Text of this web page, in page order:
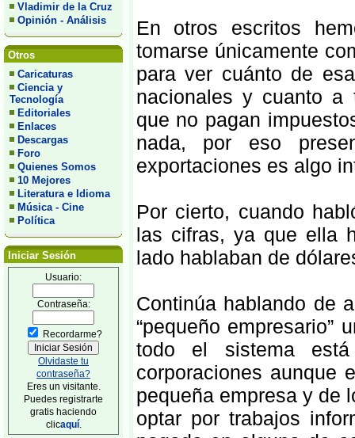
Vladimir de la Cruz
Opinión - Análisis
Otros
Caricaturas
Ciencia y
Tecnología
Editoriales
Enlaces
Descargas
Foro
Quienes Somos
10 Mejores
Literatura e Idioma
Música - Cine
Política
Iniciar Sesión
Usuario:
Contraseña:
Recordarme?
Olvidaste tu
contraseña?
Eres un visitante.
Puedes registrarte
gratis haciendo
clicaquí.
En otros escritos
tomarse únicamente
para ver cuánto de
nacionales y cuanto a
que no pagan
nada, por eso
exportaciones es algo
Por cierto, cuando
las cifras, ya que ella
lado hablaban de
Continúa hablando de
“pequeño
todo el sistema
corporaciones aunque
pequeña empresa y de
optar por trabajos